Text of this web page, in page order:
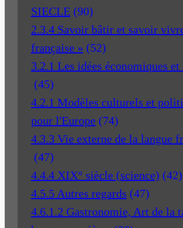
SIECLE (90)
2.3.4 Savoir bâtir et savoir
française » (52)
3.2.1 Les idées économiques et
(45)
4.2.1 Modèles culturels et
pour l'Europe (74)
4.3.3 Vie externe de la langue
(47)
4.4.4 XIX° siècle (science) (42)
4.5.5 Autres regards (47)
4.6.1.2 Gastronomie, Art de la